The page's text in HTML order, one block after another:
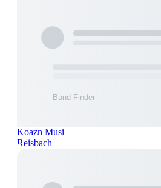
Koazn Musi
Reisbach